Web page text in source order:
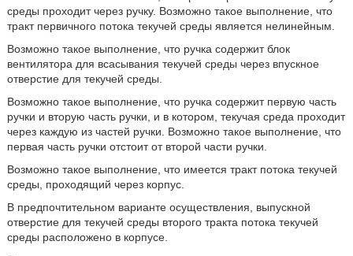
среды проходит через ручку. Возможно такое выполнение, что
тракт первичного потока текучей среды является нелинейным.
Возможно такое выполнение, что ручка содержит блок
вентилятора для всасывания текучей среды через впускное
отверстие для текучей среды.
Возможно такое выполнение, что ручка содержит первую часть
ручки и вторую часть ручки, и в котором, текучая среда проходит
через каждую из частей ручки. Возможно такое выполнение, что
первая часть ручки отстоит от второй части ручки.
Возможно такое выполнение, что имеется тракт потока текучей
среды, проходящий через корпус.
В предпочтительном варианте осуществления, выпускной
отверстие для текучей среды второго тракта потока текучей
среды расположено в корпусе.